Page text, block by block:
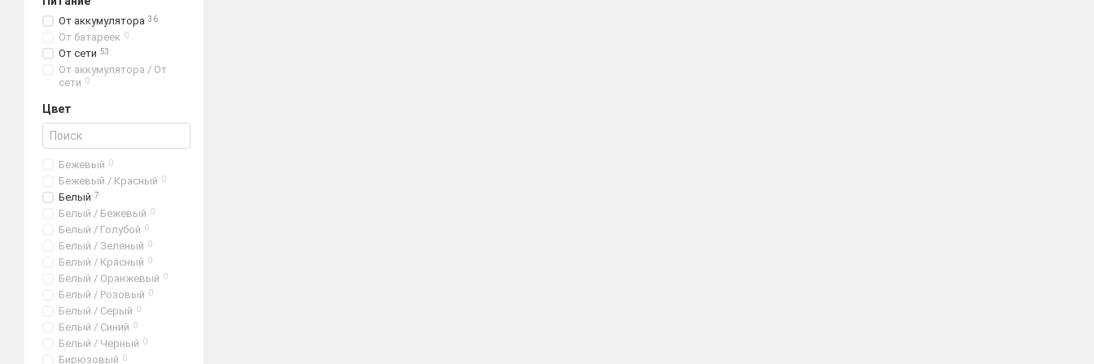
От аккумулятора 36
От батареек 0
От сети 53
От аккумулятора / От
сети 0
Цвет
Бежевый 0
Бежевый / Красный 0
Белый 7
Белый / Бежевый 0
Белый / Голубой 0
Белый / Зеленый 0
Белый / Красный 0
Белый / Оранжевый 0
Белый / Розовый 0
Белый / Серый 0
Белый / Синий 0
Белый / Черный 0
Бирюзовый 0